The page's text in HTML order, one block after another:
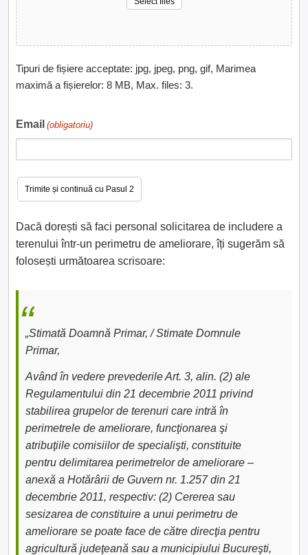
Tipuri de fișiere acceptate: jpg, jpeg, png, gif, Marimea
maximă a fișierelor: 8 MB, Max. files: 3.
Email (obligatoriu)
Dacă dorești să faci personal solicitarea de includere a
terenului într-un perimetru de ameliorare, îți sugerăm să
folosești următoarea scrisoare:
„Stimată Doamnă Primar, / Stimate Domnule
Primar,
Având în vedere prevederile Art. 3, alin. (2) ale
Regulamentului din 21 decembrie 2011 privind
stabilirea grupelor de terenuri care intră în
perimetrele de ameliorare, funcţionarea şi
atribuţiile comisiilor de specialişti, constituite
pentru delimitarea perimetrelor de ameliorare –
anexă a Hotărârii de Guvern nr. 1.257 din 21
decembrie 2011, respectiv: (2) Cererea sau
sesizarea de constituire a unui perimetru de
ameliorare se poate face de către direcţia pentru
agricultură judeţeană sau a municipiului Bucureşti,